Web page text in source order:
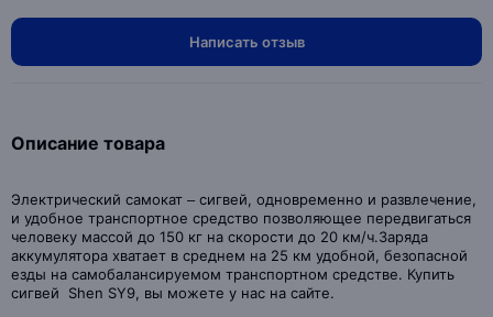
Написать отзыв
Описание товара
Электрический самокат – сигвей, одновременно и развлечение,
и удобное транспортное средство позволяющее передвигаться
человеку массой до 150 кг на скорости до 20 км/ч.Заряда
аккумулятора хватает в среднем на 25 км удобной, безопасной
езды на самобалансируемом транспортном средстве. Купить
сигвей Shen SY9, вы можете у нас на сайте.